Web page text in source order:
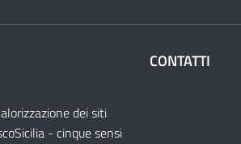
dei siti
- cinque sensi
CONTATTI